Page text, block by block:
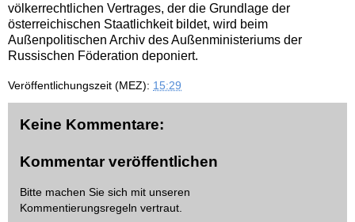
völkerrechtlichen Vertrages, der die Grundlage der
österreichischen Staatlichkeit bildet, wird beim
Außenpolitischen Archiv des Außenministeriums der
Russischen Föderation deponiert.
Veröffentlichungszeit (MEZ): 15:29
Keine Kommentare:
Kommentar veröffentlichen
Bitte machen Sie sich mit unseren
Kommentierungsregeln vertraut.